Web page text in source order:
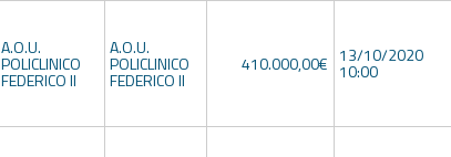
A.O.U.
POLICLINICO
FEDERICO II
A.O.U.
POLICLINICO
FEDERICO II
410.000,00€ 13/10/2020
10:00